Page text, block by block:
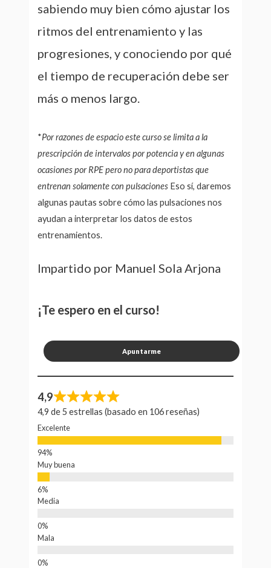
sabiendo muy bien cómo ajustar los
ritmos del entrenamiento y las
progresiones, y conociendo por qué
el tiempo de recuperación debe ser
más o menos largo.
*Por razones de espacio este curso se limita a la
prescripción de intervalos por potencia y en algunas
ocasiones por RPE pero no para deportistas que
entrenan solamente con pulsaciones Eso sí, daremos
algunas pautas sobre cómo las pulsaciones nos
ayudan a interpretar los datos de estos
entrenamientos.
Impartido por Manuel Sola Arjona
¡Te espero en el curso!
Apuntarme
4,9
4,9 de 5 estrellas (basado en 106 reseñas)
Excelente
Muy buena
Media
Mala